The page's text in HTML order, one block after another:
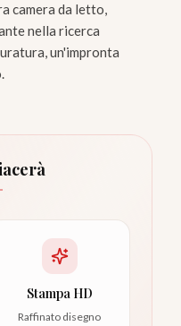
camera da letto,
nella ricerca
un'impronta
Stampa HD
Raffinato disegno